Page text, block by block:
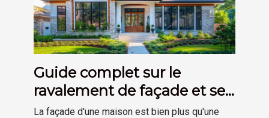
Guide complet sur le
ravalement de façade et ses
avantages
La façade d'une maison est bien plus qu'une